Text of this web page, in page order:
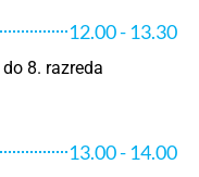
12.00 - 13.30
8. razreda
13.00 - 14.00